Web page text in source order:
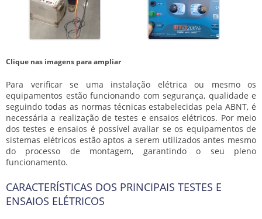
Clique nas imagens para ampliar
Para verificar se uma instalação elétrica ou mesmo os
equipamentos estão funcionando com segurança, qualidade e
seguindo todas as normas técnicas estabelecidas pela ABNT, é
necessária a realização detestes e ensaios elétricos. Por meio
dos testes e ensaios é possível avaliar se os equipamentos de
sistemas elétricos estão aptos a serem utilizados antes mesmo
do processo de montagem, garantindo o seu pleno
funcionamento.
CARACTERÍSTICAS DOS PRINCIPAIS TESTES E
ENSAIOS ELÉTRICOS